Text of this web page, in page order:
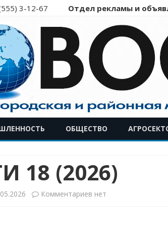
3-12-67 Отдел рекламы и
ОБЩЕСТВО
18 (2026)
Комментариев кнет